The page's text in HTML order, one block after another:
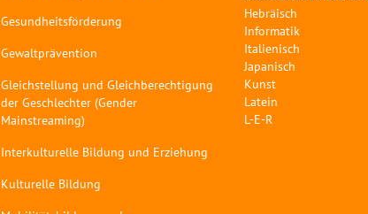
Gesundheitsförderung
Gewaltprävention
Gleichstellung und Gleichberechtigung
der Geschlechter (Gender
Mainstreaming)
Interkulturelle Bildung und Erziehung
Kulturelle Bildung
Hebräisch
Informatik
Italienisch
Japanisch
Kunst
Latein
L-E-R